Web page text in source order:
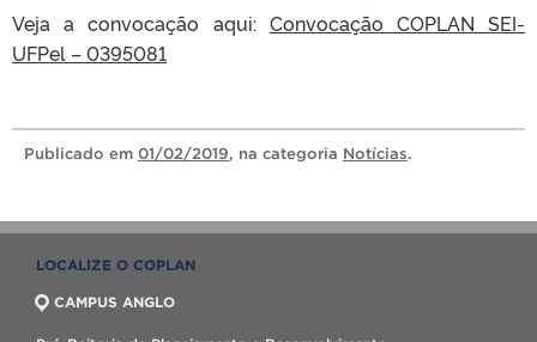
Veja a convocação aqui: Convocação COPLAN SEI-
UFPel – 0395081
Publicado em 01/02/2019, na categoria Notícias.
LOCALIZE O COPLAN
CAMPUS ANGLO